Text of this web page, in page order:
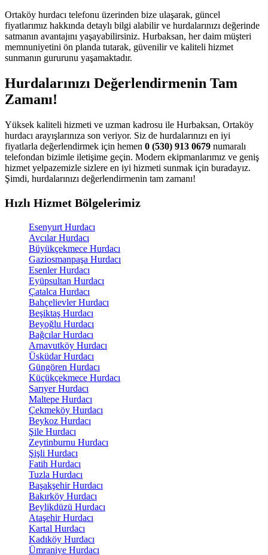
Ortaköy hurdacı telefonu üzerinden bize ulaşarak, güncel
fiyatlarımız hakkında detaylı bilgi alabilir ve hurdalarınızı değerinde
satmanın avantajını yaşayabilirsiniz. Hurbaksan, her daim müşteri
memnuniyetini ön planda tutarak, güvenilir ve kaliteli hizmet
sunmanın gururunu yaşamaktadır.
Hurdalarınızı Değerlendirmenin Tam
Zamanı!
Yüksek kaliteli hizmeti ve uzman kadrosu ile Hurbaksan, Ortaköy
hurdacı arayışlarınıza son veriyor. Siz de hurdalarınızı en iyi
fiyatlarla değerlendirmek için hemen 0 (530) 913 0679 numaralı
telefondan bizimle iletişime geçin. Modern ekipmanlarımız ve geniş
hizmet yelpazemizle sizlere en iyi hizmeti sunmak için buradayız.
Şimdi, hurdalarınızı değerlendirmenin tam zamanı!
Hızlı Hizmet Bölgelerimiz
Esenyurt Hurdacı
Avcılar Hurdacı
Büyükçekmece Hurdacı
Gaziosmanpaşa Hurdacı
Esenler Hurdacı
Eyüpsultan Hurdacı
Çatalca Hurdacı
Bahçelievler Hurdacı
Beşiktaş Hurdacı
Beyoğlu Hurdacı
Bağcılar Hurdacı
Arnavutköy Hurdacı
Üsküdar Hurdacı
Güngören Hurdacı
Küçükçekmece Hurdacı
Sarıyer Hurdacı
Maltepe Hurdacı
Çekmeköy Hurdacı
Beykoz Hurdacı
Şile Hurdacı
Zeytinburnu Hurdacı
Şişli Hurdacı
Fatih Hurdacı
Tuzla Hurdacı
Başakşehir Hurdacı
Bakırköy Hurdacı
Beylikdüzü Hurdacı
Ataşehir Hurdacı
Kartal Hurdacı
Kadıköy Hurdacı
Ümraniye Hurdacı